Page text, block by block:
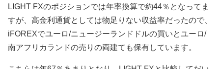
LIGHT FXのポジションでは年率換算で約44％となってま
すが、高金利通貨としては物足りない収益率だったので、
iFOREXでユーロ/ニュージーランドドルの買いとユーロ/
南アフリカランドの売りの両建ても保有しています。